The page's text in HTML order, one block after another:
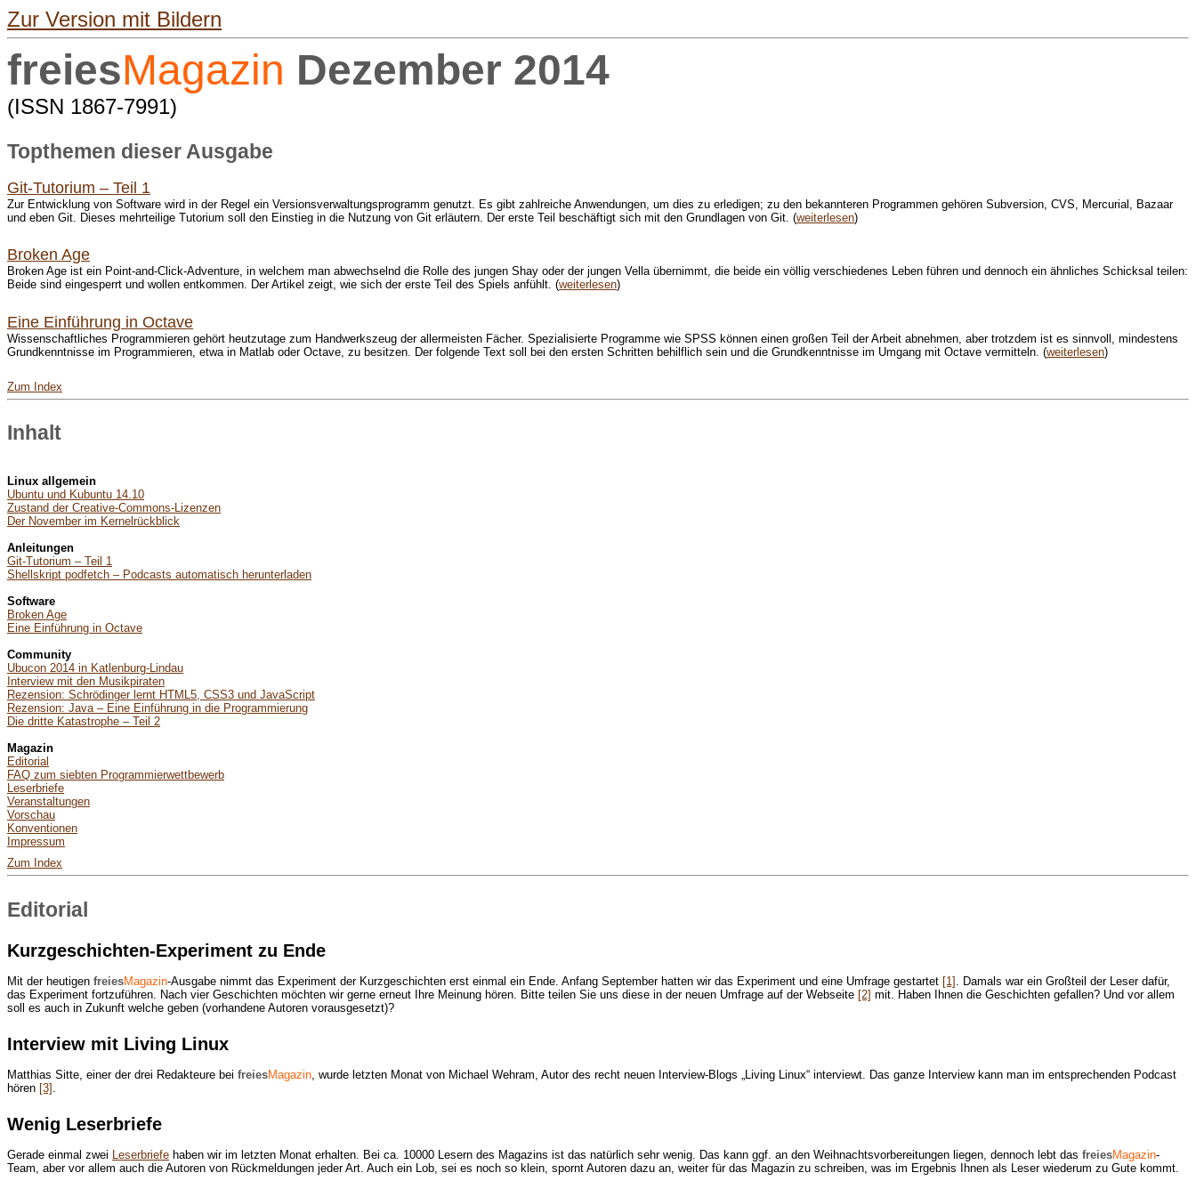
Zur Version mit Bildern
freiesMagazin Dezember 2014
(ISSN 1867-7991)
Topthemen dieser Ausgabe
Git-Tutorium – Teil 1
Zur Entwicklung von Software wird in der Regel ein Versionsverwaltungsprogramm genutzt. Es gibt zahlreiche Anwendungen, um dies zu erledigen; zu den bekannteren Programmen gehören Subversion, CVS, Mercurial, Bazaar
und eben Git. Dieses mehrteilige Tutorium soll den Einstieg in die Nutzung von Git erläutern. Der erste Teil beschäftigt sich mit den Grundlagen von Git. (weiterlesen)
Broken Age
Broken Age ist ein Point-and-Click-Adventure, in welchem man abwechselnd die Rolle des jungen Shay oder der jungen Vella übernimmt, die beide ein völlig verschiedenes Leben führen und dennoch ein ähnliches Schicksal teilen:
Beide sind eingesperrt und wollen entkommen. Der Artikel zeigt, wie sich der erste Teil des Spiels anfühlt. (weiterlesen)
Eine Einführung in Octave
Wissenschaftliches Programmieren gehört heutzutage zum Handwerkszeug der allermeisten Fächer. Spezialisierte Programme wie SPSS können einen großen Teil der Arbeit abnehmen, aber trotzdem ist es sinnvoll, mindestens
Grundkenntnisse im Programmieren, etwa in Matlab oder Octave, zu besitzen. Der folgende Text soll bei den ersten Schritten behilflich sein und die Grundkenntnisse im Umgang mit Octave vermitteln. (weiterlesen)
Zum Index
Inhalt
Linux allgemein
Ubuntu und Kubuntu 14.10
Zustand der Creative-Commons-Lizenzen
Der November im Kernelrückblick
Anleitungen
Git-Tutorium – Teil 1
Shellskript podfetch – Podcasts automatisch herunterladen
Software
Broken Age
Eine Einführung in Octave
Community
Ubucon 2014 in Katlenburg-Lindau
Interview mit den Musikpiraten
Rezension: Schrödinger lernt HTML5, CSS3 und JavaScript
Rezension: Java – Eine Einführung in die Programmierung
Die dritte Katastrophe – Teil 2
Magazin
Editorial
FAQ zum siebten Programmierwettbewerb
Leserbriefe
Veranstaltungen
Vorschau
Konventionen
Impressum
Zum Index
Editorial
Kurzgeschichten-Experiment zu Ende
Mit der heutigen freiesMagazin-Ausgabe nimmt das Experiment der Kurzgeschichten erst einmal ein Ende. Anfang September hatten wir das Experiment und eine Umfrage gestartet [1] . Damals war ein Großteil der Leser dafür,
das Experiment fortzuführen. Nach vier Geschichten möchten wir gerne erneut Ihre Meinung hören. Bitte teilen Sie uns diese in der neuen Umfrage auf der Webseite [2] mit. Haben Ihnen die Geschichten gefallen? Und vor allem
soll es auch in Zukunft welche geben (vorhandene Autoren vorausgesetzt)?
Interview mit Living Linux
Matthias Sitte, einer der drei Redakteure bei freiesMagazin, wurde letzten Monat von Michael Wehram, Autor des recht neuen Interview-Blogs „Living Linux“ interviewt. Das ganze Interview kann man im entsprechenden Podcast
hören [3] .
Wenig Leserbriefe
Gerade einmal zwei Leserbriefe haben wir im letzten Monat erhalten. Bei ca. 10000 Lesern des Magazins ist das natürlich sehr wenig. Das kann ggf. an den Weihnachtsvorbereitungen liegen, dennoch lebt das freiesMagazin-
Team, aber vor allem auch die Autoren von Rückmeldungen jeder Art. Auch ein Lob, sei es noch so klein, spornt Autoren dazu an, weiter für das Magazin zu schreiben, was im Ergebnis Ihnen als Leser wiederum zu Gute kommt.